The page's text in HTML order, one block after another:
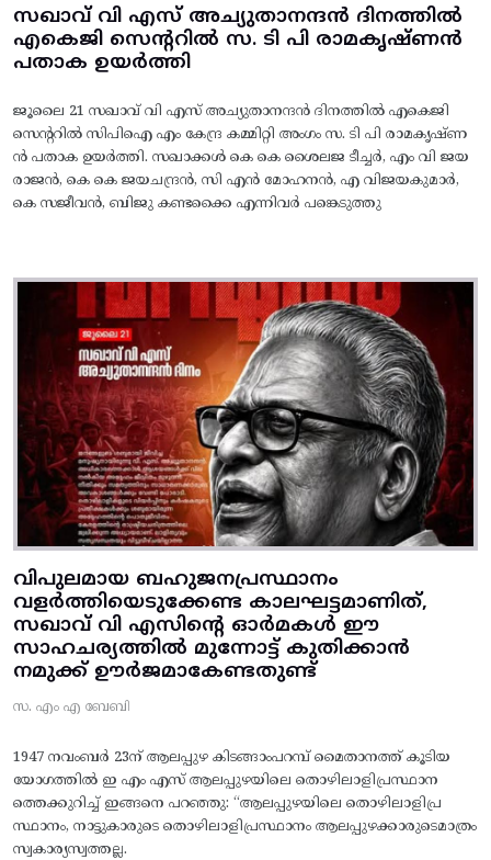
സഖാവ് വി എസ് അച്യുതാനന്ദൻ ദിനത്തിൽ
എകെജി സെന്ററിൽ സ. ടി പി രാമകൃഷ്‌ണൻ
പതാക ഉയർത്തി
ജൂലൈ 21 സഖാവ് വി എസ് അച്യുതാനന്ദൻ ദിനത്തിൽ എകെജി
സെന്ററിൽ സിപിഐ എം കേന്ദ്ര കമ്മിറ്റി അംഗം സ. ടി പി രാമകൃഷ്‌ണ
ൻ പതാക ഉയർത്തി. സഖാക്കൾ കെ കെ ശൈലജ ടീച്ചർ, എം വി ജയ
രാജൻ, കെ കെ ജയചന്ദ്രൻ, സി എൻ മോഹനൻ, എ വിജയകുമാർ,
കെ സജീവൻ, ബിജു കണ്ടക്കൈ എന്നിവർ പങ്കെടുത്തു
വിപുലമായ ബഹുജനപ്രസ്ഥാനം
വളർത്തിയെടുക്കേണ്ട കാലഘട്ടമാണിത്,
സഖാവ് വി എസിന്റെ ഓർമകൾ ഈ
സാഹചര്യത്തിൽ മുന്നോട്ട്‌ കുതിക്കാൻ
നമുക്ക് ഊർജമാകേണ്ടതുണ്ട്
സ. എം എ ബേബി
1947 നവംബർ 23ന് ആലപ്പുഴ കിടങ്ങാംപറമ്പ്‌ മൈതാനത്ത്‌ കൂടിയ
യോഗത്തിൽ ഇ എം എസ് ആലപ്പുഴയിലെ തൊഴിലാളിപ്രസ്ഥാന
ത്തെക്കുറിച്ച് ഇങ്ങനെ പറഞ്ഞു: “ആലപ്പുഴയിലെ തൊഴിലാളിപ്ര
സ്ഥാനം, നാട്ടുകാരുടെ തൊഴിലാളിപ്രസ്ഥാനം ആലപ്പുഴക്കാരുടെമാത്രം
സ്വകാര്യസ്വത്തല്ല.